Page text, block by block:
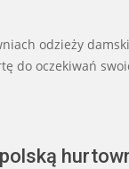
odzieży
do oczekiwań